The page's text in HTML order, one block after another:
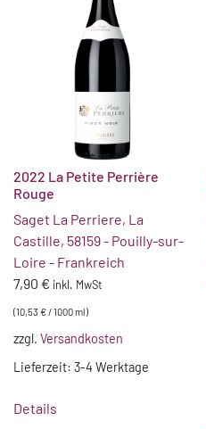
2022 La Petite Perrière
Rouge
Saget La Perriere, La
Castille, 58159 - Pouilly-sur-
Loire - Frankreich
7,90 € inkl. MwSt
(10,53 €/1000ml)
zzgl. Versandkosten
Lieferzeit: 3-4 Werktage
Details